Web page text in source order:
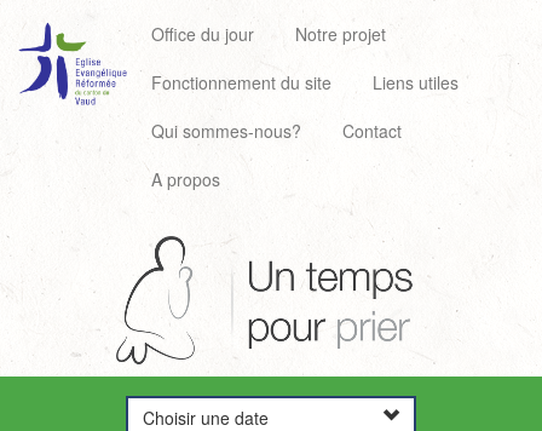
Office du jour
Notre projet
Fonctionnement du site
Liens utiles
Qui sommes-nous?
Contact
A propos
Choisir une date